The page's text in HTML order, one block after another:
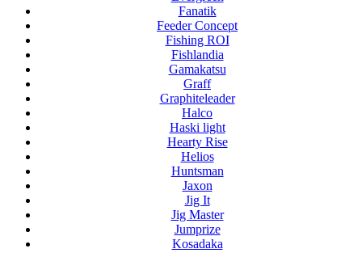
Fanatik
Feeder Concept
Fishing ROI
Fishlandia
Gamakatsu
Graff
Graphiteleader
Halco
Haski light
Hearty Rise
Helios
Huntsman
Jaxon
Jig It
Jig Master
Jumprize
Kosadaka